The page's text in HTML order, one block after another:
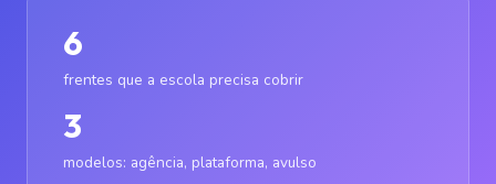
6
frentes que a escola precisa cobrir
3
modelos: agência, plataforma, avulso